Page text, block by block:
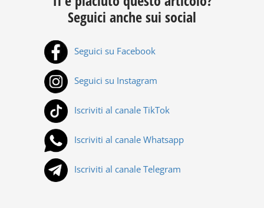
Seguici anche sui social
Seguici su Facebook
Seguici su Instagram
Iscriviti al canale TikTok
Iscriviti al canale Whatsapp
Iscriviti al canale Telegram